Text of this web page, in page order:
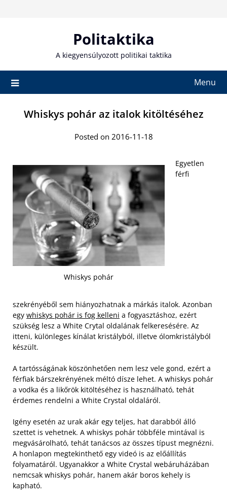
Politaktika
A kiegyensúlyozott politikai taktika
Menu
Whiskys pohár az italok kitöltéséhez
Posted on 2016-11-18
Whiskys pohár
Egyetlen
férfi
szekrényéből sem hiányozhatnak a márkás italok. Azonban
egy whiskys pohár is fog kelleni a fogyasztáshoz, ezért
szükség lesz a White Crytal oldalának felkeresésére. Az
itteni, különleges kínálat kristályból, illetve ólomkristályból
készült.
A tartósságának köszönhetően nem lesz vele gond, ezért a
férfiak bárszekrényének méltó dísze lehet. A whiskys pohár
a vodka és a likőrök kitöltéséhez is használható, tehát
érdemes rendelni a White Crystal oldaláról.
Igény esetén az urak akár egy teljes, hat darabból álló
szettet is vehetnek. A whiskys pohár többféle mintával is
megvásárolható, tehát tanácsos az összes típust megnézni.
A honlapon megtekinthető egy videó is az előállítás
folyamatáról. Ugyanakkor a White Crystal webáruházában
nemcsak whiskys pohár, hanem akár boros kehely is
kapható.